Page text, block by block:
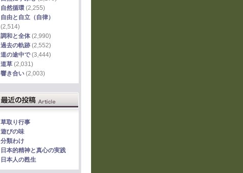
自然循環 (2,255)
自由と自立（自律）
(2,514)
調和と全体 (2,990)
過去の軌跡 (2,552)
道の途中で(3,444)
道草 (2,031)
響き合い (2,003)
草取り行事
遊びの味
分類わけ
日本的精神と真心の実践
日本人の甦生